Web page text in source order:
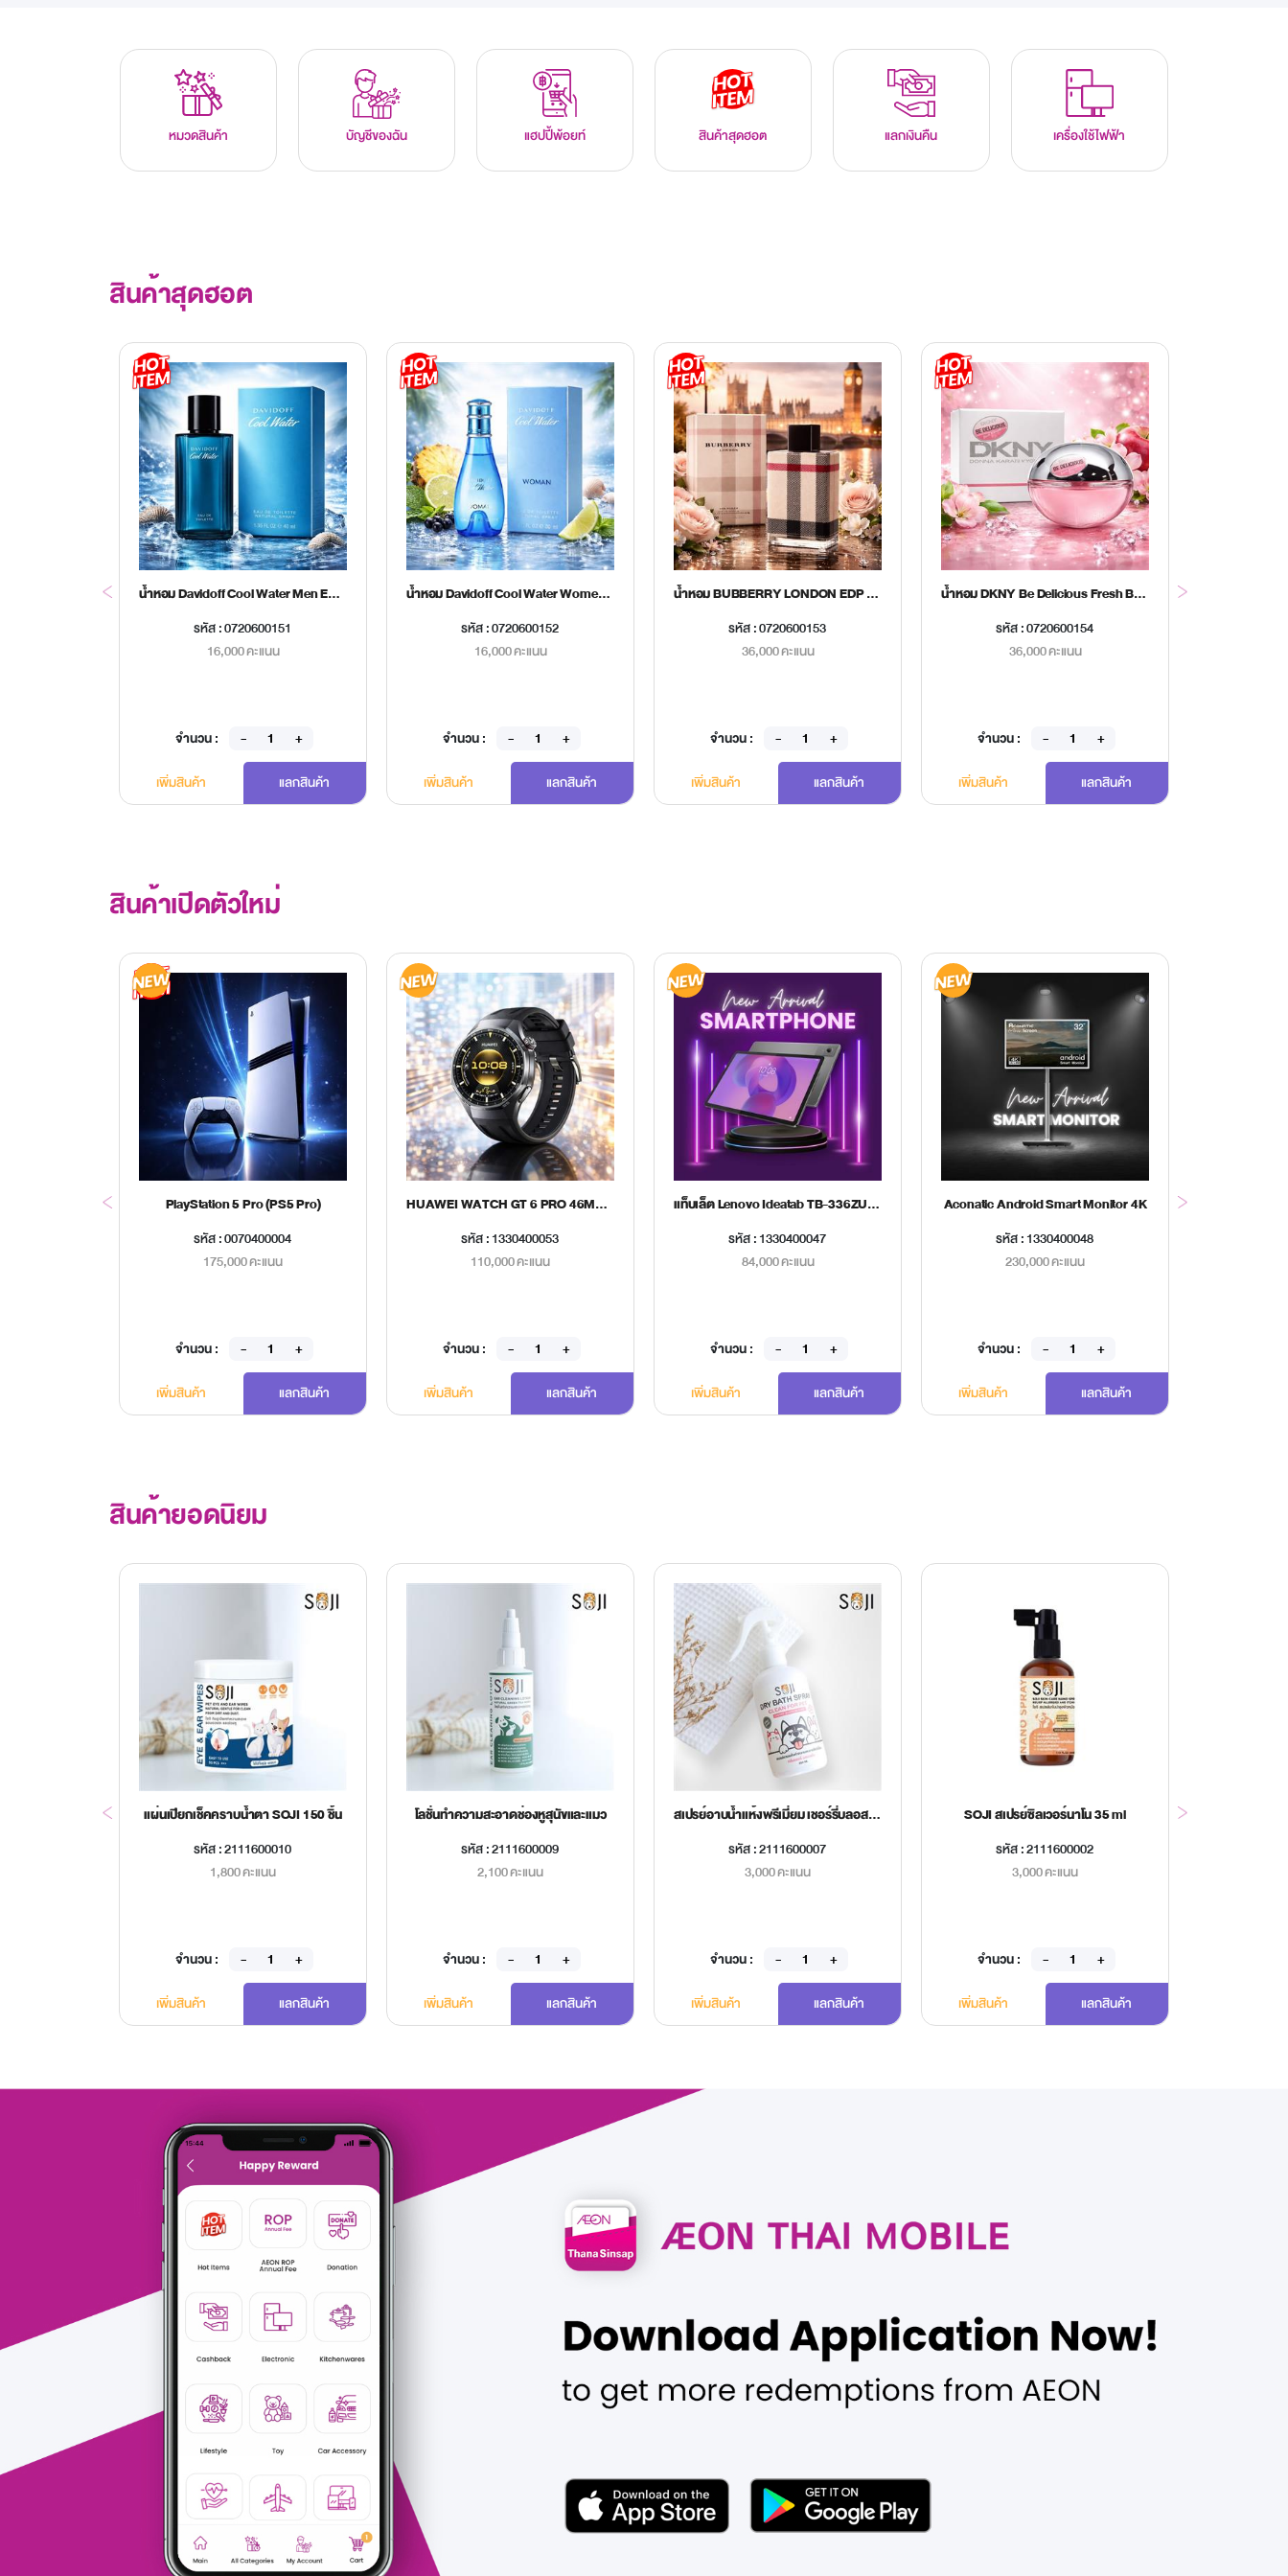
หมวดสินค้า บัญชีของฉัน แฮปปี้พ้อยท์ สินค้าสุดฮอต แลกเงินคืน เครื่องใช้ไฟฟ้า
สินค้าสุดฮอต
น้ำหอม Davidoff Cool Water Men EDT 40 ml.
รหัส : 0720600151
16,000 คะแนน
จำนวน :
เพิ่มสินค้า
แลกสินค้า
น้ำหอม Davidoff Cool Water Women EDT 30 ml.
รหัส : 0720600152
16,000 คะแนน
จำนวน :
เพิ่มสินค้า
แลกสินค้า
น้ำหอม BUBBERRY LONDON EDP 100ml.
รหัส : 0720600153
36,000 คะแนน
จำนวน :
เพิ่มสินค้า
แลกสินค้า
น้ำหอม DKNY Be Delicious Fresh Blossom EDP 100ml.
รหัส : 0720600154
36,000 คะแนน
จำนวน :
เพิ่มสินค้า
แลกสินค้า
สินค้าเปิดตัวใหม่
PlayStation 5 Pro (PS5 Pro)
รหัส : 0070400004
175,000 คะแนน
จำนวน :
เพิ่มสินค้า
แลกสินค้า
HUAWEI WATCH GT 6 PRO 46MM BLACK
รหัส : 1330400053
110,000 คะแนน
จำนวน :
เพิ่มสินค้า
แลกสินค้า
แท็บเล็ต Lenovo Ideatab TB-336ZU (5G)
รหัส : 1330400047
84,000 คะแนน
จำนวน :
เพิ่มสินค้า
แลกสินค้า
Aconatic Android Smart Monitor 4K
รหัส : 1330400048
230,000 คะแนน
จำนวน :
เพิ่มสินค้า
แลกสินค้า
สินค้ายอดนิยม
แผ่นเปียกเช็คคราบน้ำตา SOJI 150 ชิ้น
รหัส : 2111600010
1,800 คะแนน
จำนวน :
เพิ่มสินค้า
แลกสินค้า
โลชั่นทำความสะอาดช่องหูสุนัขและแมว
รหัส : 2111600009
2,100 คะแนน
จำนวน :
เพิ่มสินค้า
แลกสินค้า
สเปรย์อาบน้ำแห้งพรีเมี่ยม เชอร์รี่บลอสซั่ม
รหัส : 2111600007
3,000 คะแนน
จำนวน :
เพิ่มสินค้า
แลกสินค้า
SOJI สเปรย์ซิลเวอร์นาโน 35 ml
รหัส : 2111600002
3,000 คะแนน
จำนวน :
เพิ่มสินค้า
แลกสินค้า